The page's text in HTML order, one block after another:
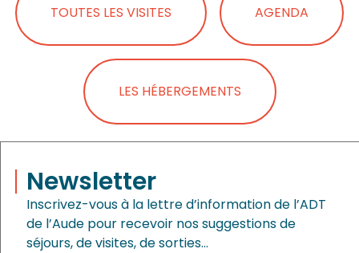
TOUTES LES VISITES AGENDA
LES HÉBERGEMENTS
Newsletter
Inscrivez-vous à la lettre d’information de l’ADT
de l’Aude pour recevoir nos suggestions de
séjours, de visites, de sorties…